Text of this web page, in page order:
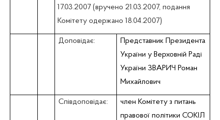
17.03.2007 (вручено 21.03.2007, подання
Комітету одержано 18.04.2007)
Доповідає:
Представник Президента
України у Верховній Раді
України ЗВАРИЧ Роман
Михайлович
Співдоповідає:
член Комітету з питань
правової політики СОКІЛ